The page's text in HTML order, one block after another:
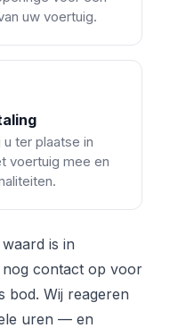
uw voertuig.
ter plaatse in
voertuig mee en
is in
nog contact op voor
bod. Wij reageren
uren — en